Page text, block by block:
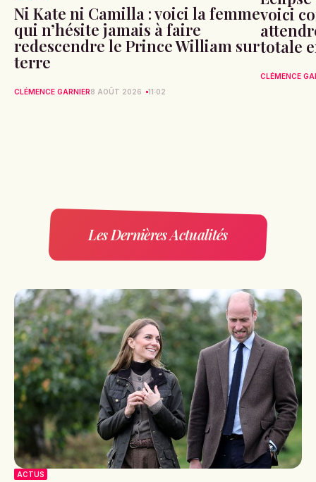
Ni Kate ni Camilla : voici la femme
qui n’hésite jamais à faire
redescendre le Prince William sur
terre
CLÉMENCE GARNIER8 AOÛT 2026 11:02
voici
totale
CLÉMENCE
Les Dernières Actualités
ACTUS